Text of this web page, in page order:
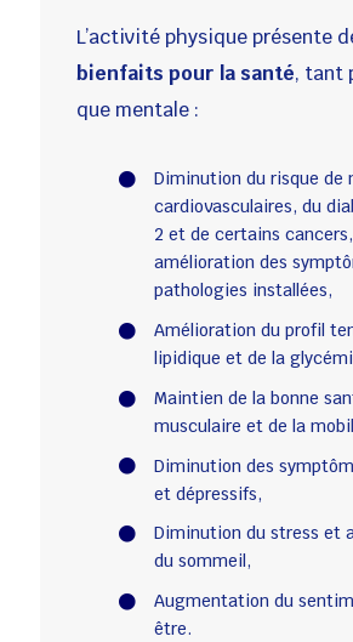
L’activité physique présente
bienfaits pour la santé, tant
que mentale :
Diminution du risque de
cardiovasculaires, du
2 et de certains
amélioration des
pathologies installées,
Amélioration du profil
lipidique et de la
Maintien de la bonne
musculaire et de la
Diminution des
et dépressifs,
Diminution du stress et
du sommeil,
Augmentation du
être.